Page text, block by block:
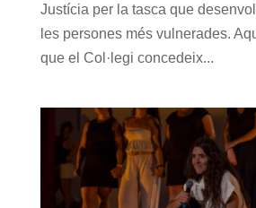
Justícia per la tasca que
les persones més vulnerades.
que el Col·legi concedeix...